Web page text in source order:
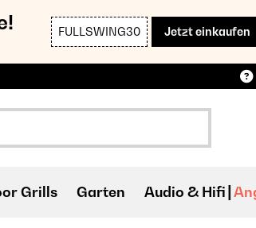
FULLSWING30 Jetzt einkaufen
Grills Garten Audio & Hifi